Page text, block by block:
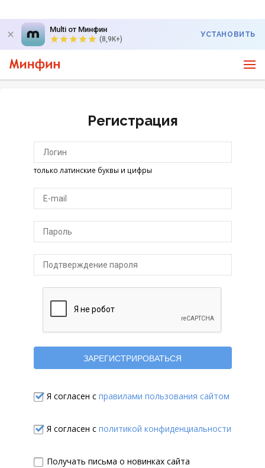
Multi от Минфин
(8,9K+)
УСТАНОВИТЬ
Регистрация
только латинские буквы и цифры
Я согласен с правилами пользования сайтом
Я согласен с политикой конфиденциальности
Получать письма о новинках сайта